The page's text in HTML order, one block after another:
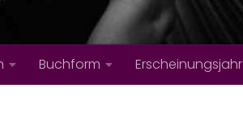
Buchform Erscheinungsjahr